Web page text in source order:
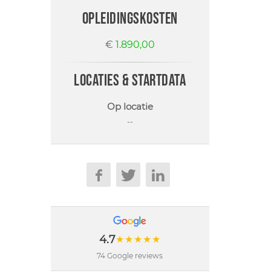
opleidingskosten
€ 1.890,00
locaties & startdata
Op locatie
--
4.7★★★★★
74 Google reviews